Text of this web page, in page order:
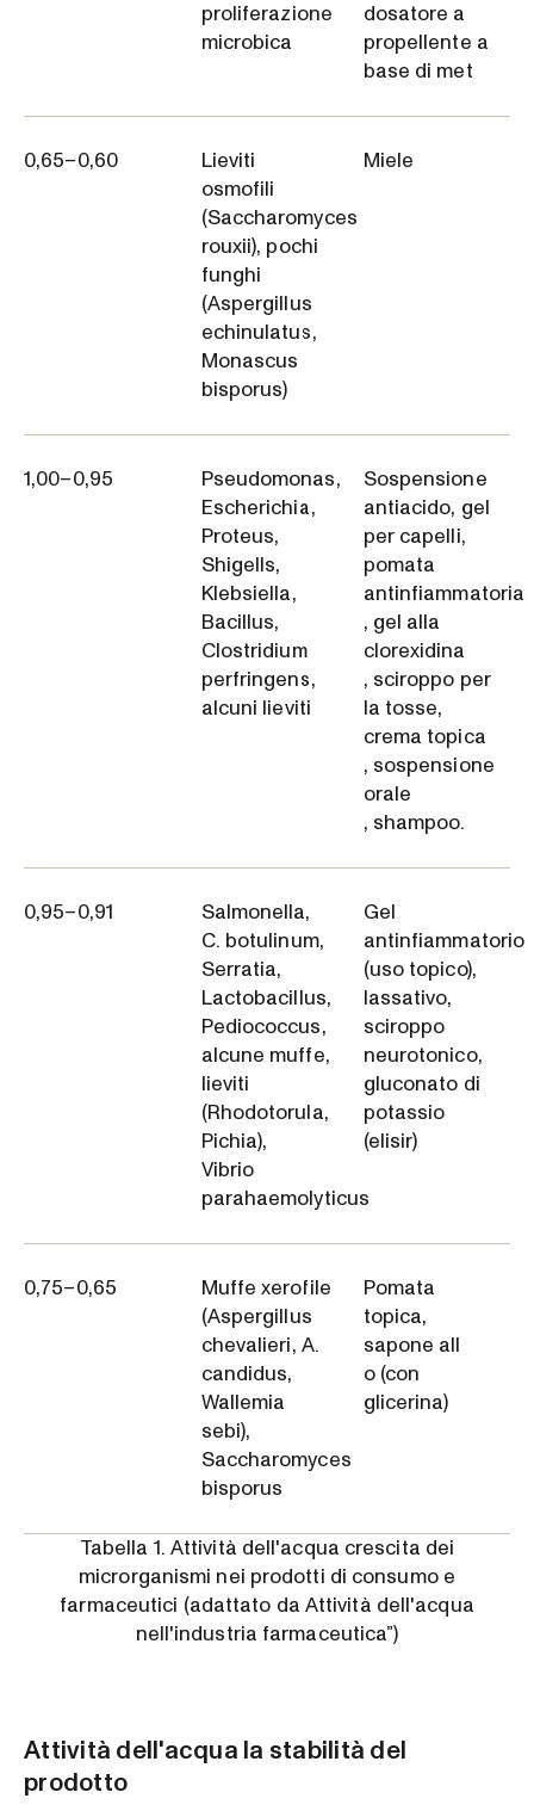
Tabella 1. Attività dell'acqua crescita dei
microrganismi nei prodotti di consumo e
farmaceutici (adattato da Attività dell'acqua
nell'industria farmaceutica”)
proliferazione
microbica
dosatore a
propellente a
base di met
0,65–0,60
Lieviti
osmofili
(Saccharomyces
rouxii), pochi
funghi
(Aspergillus
echinulatus,
Monascus
bisporus)
Miele
1,00–0,95
Pseudomonas,
Escherichia,
Proteus,
Shigells,
Klebsiella,
Bacillus,
Clostridium
perfringens,
alcuni lieviti
Sospensione
antiacido, gel
per capelli,
pomata
antinfiammatoria
, gel alla
clorexidina
, sciroppo per
la tosse,
crema topica
, sospensione
orale
, shampoo.
0,95–0,91
Salmonella,
C. botulinum,
Serratia,
Lactobacillus,
Pediococcus,
alcune muffe,
lieviti
(Rhodotorula,
Pichia),
Vibrio
parahaemolyticus
Gel
antinfiammatorio
(uso topico),
lassativo,
sciroppo
neurotonico,
gluconato di
potassio
(elisir)
0,75–0,65
Muffe xerofile
(Aspergillus
chevalieri, A.
candidus,
Wallemia
sebi),
Saccharomyces
bisporus
Pomata
topica,
sapone all
o (con
glicerina)
Attività dell'acqua la stabilità del
prodotto